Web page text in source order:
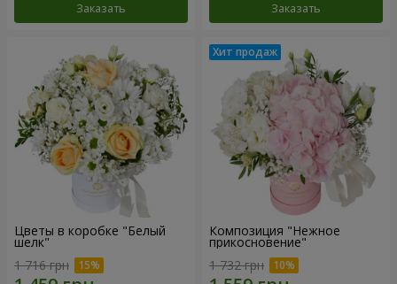
Заказать Заказать
Цветы в коробке "Белый
шелк"
1 716 грн
Композиция "Нежное
прикосновение"
1 732 грн